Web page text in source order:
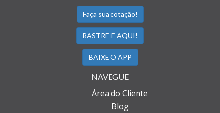
Faça sua cotação!
RASTREIE AQUI!
BAIXE O APP
NAVEGUE
Área do Cliente
Blog